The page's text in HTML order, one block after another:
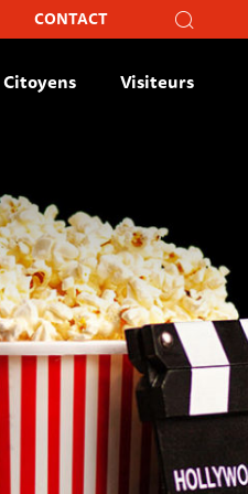
CONTACT
Citoyens Visiteurs